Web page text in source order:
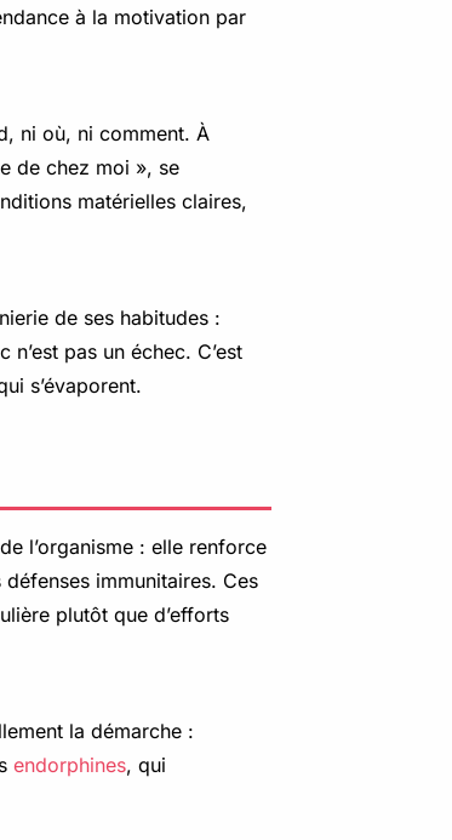
à la motivation par
ni où, ni comment. À
de chez moi », se
matérielles claires,
de ses habitudes :
pas un échec. C’est
s’évaporent.
l’organisme : elle renforce
immunitaires. Ces
plutôt que d’efforts
la démarche :
endorphines, qui